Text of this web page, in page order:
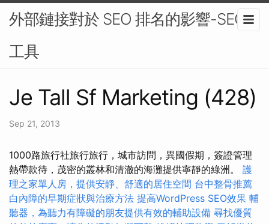
外部鏈接對於 SEO 排名的影響-SEO
工具
Je Tall Sf Marketing (428)
Sep 21, 2013
1000路旅行社旅行旅行，城市訪問，異國假期，簽證管理
熱帶款待，茂密的叢林和清澈的海灘提供寧靜的綠洲。 護
理之家單人房，提供安靜、舒適的居住空間 台中整骨推薦
白內障的早期症狀與治療方法 提高WordPress SEO效果 輔
聽器，為聽力有障礙的朋友提供有效的輔助設備 尋找優質